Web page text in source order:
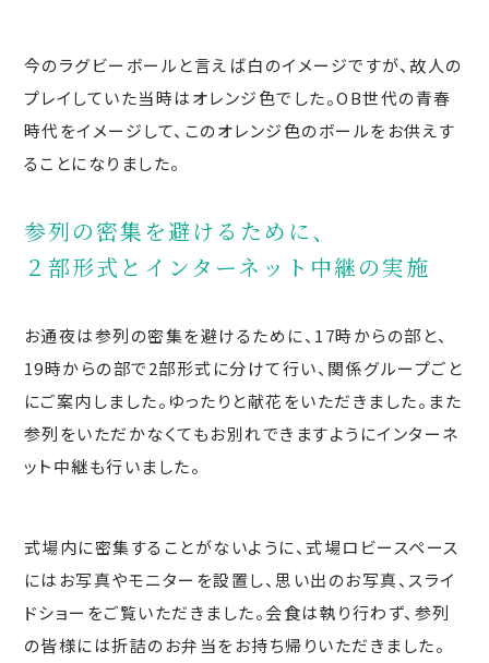
今のラグビーボールと言えば白のイメージですが、故人の
プレイしていた当時はオレンジ色でした。OB世代の青春
時代をイメージして、このオレンジ色のボールをお供えす
ることになりました。
参列の密集を避けるために、
２部形式とインターネット中継の実施
お通夜は参列の密集を避けるために、17時からの部と、
19時からの部で2部形式に分けて行い、関係グループごと
にご案内しました。ゆったりと献花をいただきました。また
参列をいただかなくてもお別れできますようにインターネ
ット中継も行いました。
式場内に密集することがないように、式場ロビースペース
にはお写真やモニターを設置し、思い出のお写真、スライ
ドショーをご覧いただきました。会食は執り行わず、参列
の皆様には折詰のお弁当をお持ち帰りいただきました。